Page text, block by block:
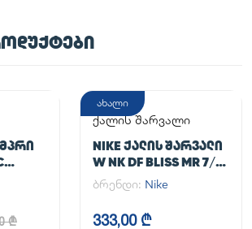
₾
ახალი
ქალის შარვალი
NIKE ᲥᲐᲚᲘᲡ ᲨᲐᲠᲕᲐᲚᲘ
W NK DF BLISS MR 7/8
JOGGER
ბრენდი: Nike
333,00 ₾